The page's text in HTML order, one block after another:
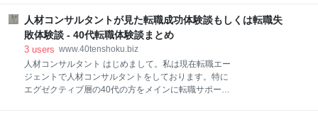
40代で成功している人ばかりでもありません。そのた
め、色々な角度からの転職が考えられます。 転職の理
由として代表的なものを挙げると ・キャリ
られたのは、たくさんの転職情報を一度に見て、その
中からある程度絞って転職活動を進めたこと、そし
て、『転職フェア』はそれができやすい環境だったの
が大きかったと思います。 『転職フェア』でいい転職
先を見つける方法を私の体験談を交えながら紹介させ
ていただきます。 転職フェアのメリット 私の仕事はＳ
人材コンサルタントが見た転職成功体験談もしくは転職失
敗体験談 - 40代転職体験談まとめ
3 users www.40tenshoku.biz
人材コンサルタント はじめまして。私は現在転職エー
ジェントで人材コンサルタントをしております。特に
エグゼクティブ層の40代の方をメインに転職サポート